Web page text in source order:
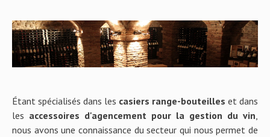
Étant spécialisés dans les casiers range-bouteilles et dans
les accessoires d'agencement pour la gestion du vin,
nous avons une connaissance du secteur qui nous permet de